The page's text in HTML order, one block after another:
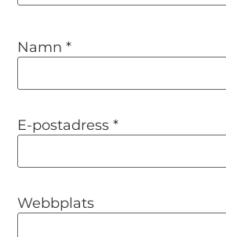
Namn*
E-postadress*
Webbplats